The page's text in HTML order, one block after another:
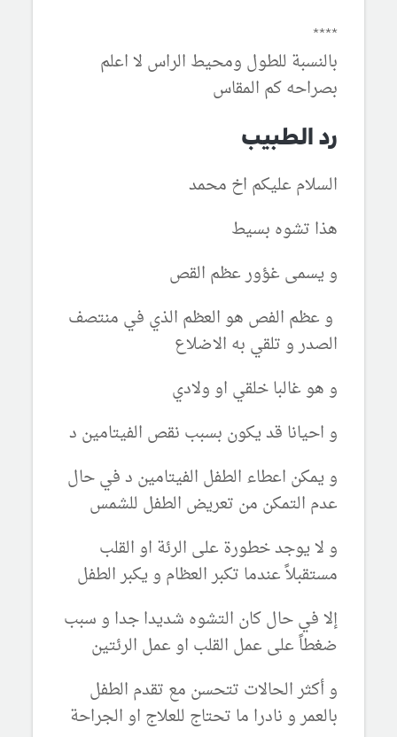
****
بالنسبة للطول ومحيط الراس لا اعلم
بصراحه كم المقاس
رد الطبيب
السلام عليكم اخ محمد
هذا تشوه بسيط
و يسمى غؤور عظم القص
و عظم الفص هو العظم الذي في منتصف
الصدر و تلقي به الاضلاع
و هو غالبا خلقي او ولادي
و احيانا قد يكون بسبب نقص الفيتامين د
و يمكن اعطاء الطفل الفيتامين د في حال
عدم التمكن من تعريض الطفل للشمس
و لا يوجد خطورة على الرئة او القلب
مستقبلاً عندما تكبر العظام و يكبر الطفل
إلا في حال كان التشوه شديدا جدا و سبب
ضغطاً على عمل القلب او عمل الرئتين
و أكثر الحالات تتحسن مع تقدم الطفل
بالعمر و نادرا ما تحتاج للعلاج او الجراحة